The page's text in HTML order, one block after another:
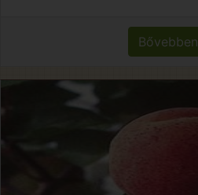
Bővebben